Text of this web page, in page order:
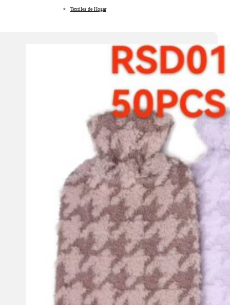
Textiles de Hogar